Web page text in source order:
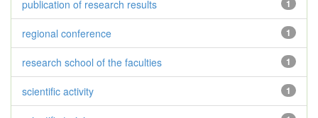
1
publication of research results
1
regional conference
1
research school of the faculties
1
scientific activity